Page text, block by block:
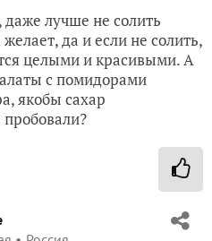
лучше не солить
да и если не солить,
целыми и красивыми. А
с помидорами
якобы сахар